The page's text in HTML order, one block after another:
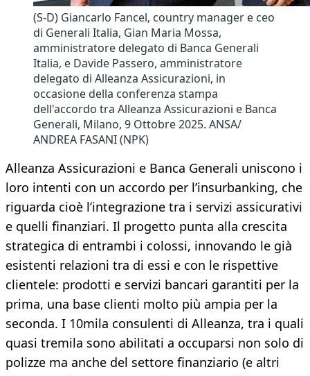
(S-D) Giancarlo Fancel, country manager e ceo
di Generali Italia, Gian Maria Mossa,
amministratore delegato di Banca Generali
Italia, e Davide Passero, amministratore
delegato di Alleanza Assicurazioni, in
occasione della conferenza stampa
dell'accordo tra Alleanza Assicurazioni e Banca
Generali, Milano, 9 Ottobre 2025. ANSA/
ANDREA FASANI (NPK)
Alleanza Assicurazioni e Banca Generali uniscono i
loro intenti con un accordo per l’insurbanking, che
riguarda cioè l’integrazione tra i servizi assicurativi
e quelli finanziari. Il progetto punta alla crescita
strategica di entrambi i colossi, innovando le già
esistenti relazioni tra di essi e con le rispettive
clientele: prodotti e servizi bancari garantiti per la
prima, una base clienti molto più ampia per la
seconda. I 10mila consulenti di Alleanza, tra i quali
quasi tremila sono abilitati a occuparsi non solo di
polizze ma anche del settore finanziario (e altri